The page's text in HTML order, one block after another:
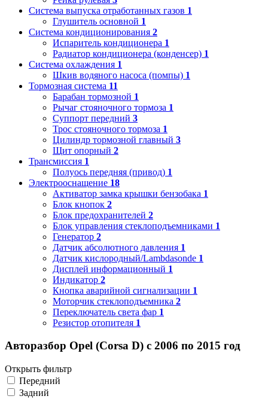
Система выпуска отработанных газов 1
Глушитель основной 1
Система кондиционирования 2
Испаритель кондиционера 1
Радиатор кондиционера (конденсер) 1
Система охлаждения 1
Шкив водяного насоса (помпы) 1
Тормозная система 11
Барабан тормозной 1
Рычаг стояночного тормоза 1
Суппорт передний 3
Трос стояночного тормоза 1
Цилиндр тормозной главный 3
Щит опорный 2
Трансмиссия 1
Полуось передняя (привод) 1
Электрооснащение 18
Активатор замка крышки бензобака 1
Блок кнопок 2
Блок предохранителей 2
Блок управления стеклоподъемниками 1
Генератор 2
Датчик абсолютного давления 1
Датчик кислородный/Lambdasonde 1
Дисплей информационный 1
Индикатор 2
Кнопка аварийной сигнализации 1
Моторчик стеклоподъемника 2
Переключатель света фар 1
Резистор отопителя 1
Авторазбор Opel (Corsa D) с 2006 по 2015 год
Открыть фильтр
Передний
Задний